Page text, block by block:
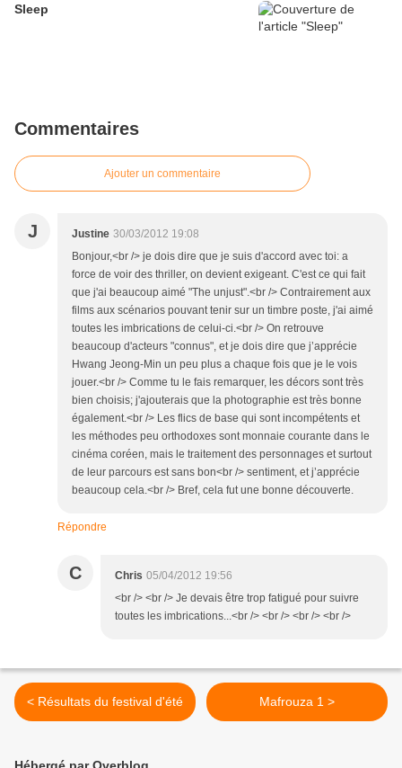
Sleep
Commentaires
Ajouter un commentaire
J Justine 30/03/2012 19:08
Bonjour,<br /> je dois dire que je suis d'accord avec toi: a
force de voir des thriller, on devient exigeant. C'est ce qui fait
que j'ai beaucoup aimé "The unjust".<br /> Contrairement aux
films aux scénarios pouvant tenir sur un timbre poste, j'ai aimé
toutes les imbrications de celui-ci.<br /> On retrouve
beaucoup d'acteurs "connus", et je dois dire que j’apprécie
Hwang Jeong-Min un peu plus a chaque fois que je le vois
jouer.<br /> Comme tu le fais remarquer, les décors sont très
bien choisis; j'ajouterais que la photographie est très bonne
également.<br /> Les flics de base qui sont incompétents et
les méthodes peu orthodoxes sont monnaie courante dans le
cinéma coréen, mais le traitement des personnages et surtout
de leur parcours est sans bon<br /> sentiment, et j’apprécie
beaucoup cela.<br /> Bref, cela fut une bonne découverte.
Répondre
C Chris 05/04/2012 19:56
<br /> <br /> Je devais être trop fatigué pour suivre
toutes les imbrications...<br /> <br /> <br /> <br />
< Résultats du festival d'été Mafrouza 1 >